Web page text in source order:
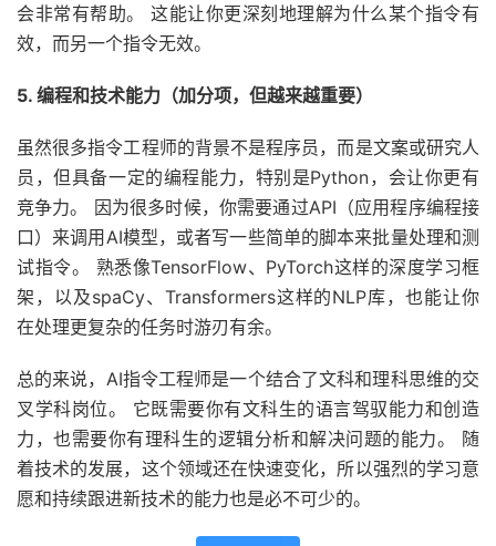
会非常有帮助。 这能让你更深刻地理解为什么某个指令有
效，而另一个指令无效。
5. 编程和技术能力（加分项，但越来越重要）
虽然很多指令工程师的背景不是程序员，而是文案或研究人
员，但具备一定的编程能力，特别是Python，会让你更有
竞争力。 因为很多时候，你需要通过API（应用程序编程接
口）来调用AI模型，或者写一些简单的脚本来批量处理和测
试指令。 熟悉像TensorFlow、PyTorch这样的深度学习框
架，以及spaCy、Transformers这样的NLP库，也能让你
在处理更复杂的任务时游刃有余。
总的来说，AI指令工程师是一个结合了文科和理科思维的交
叉学科岗位。 它既需要你有文科生的语言驾驭能力和创造
力，也需要你有理科生的逻辑分析和解决问题的能力。 随
着技术的发展，这个领域还在快速变化，所以强烈的学习意
愿和持续跟进新技术的能力也是必不可少的。